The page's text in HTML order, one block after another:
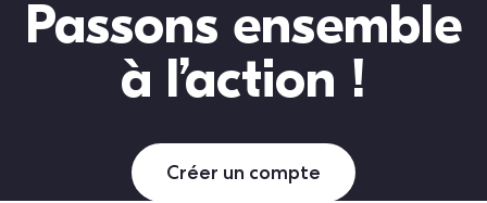
Passons ensemble
à l’action !
Créer un compte